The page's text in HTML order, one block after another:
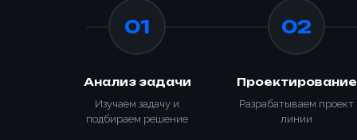
01
Анализ задачи
Изучаем задачу и
подбираем решение
02
Проектирование
Разрабатываем проект
линии